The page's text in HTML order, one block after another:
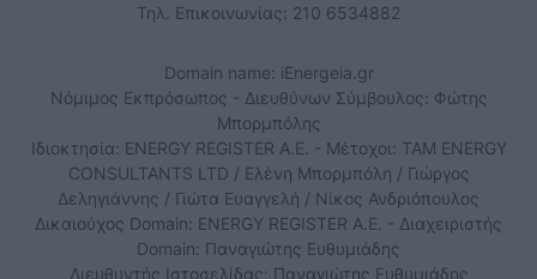
Τηλ. Επικοινωνίας: 210 6534882
Domain name: iEnergeia.gr
Νόμιμος Εκπρόσωπος - Διευθύνων Σύμβουλος: Φώτης
Μπορμπόλης
Ιδιοκτησία: ENERGY REGISTER Α.Ε. - Μέτοχοι: TAM ENERGY
CONSULTANTS LTD / Ελένη Μπορμπόλη / Γιώργος
Δεληγιάννης / Γιώτα Ευαγγελή / Νίκος Ανδριόπουλος
Δικαιούχος Domain: ENERGY REGISTER Α.Ε. - Διαχειριστής
Domain: Παναγιώτης Ευθυμιάδης
Διευθυντής Ιστοσελίδας: Παναγιώτης Ευθυμιάδης